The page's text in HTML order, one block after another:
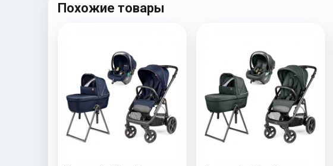
Похожие товары